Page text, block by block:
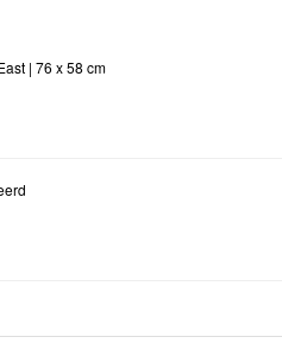
| 76 x 58 cm